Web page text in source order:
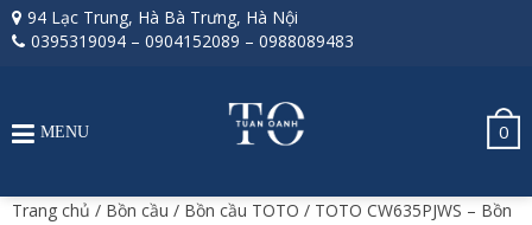
94 Lạc Trung, Hà Bà Trưng, Hà Nội
0395319094 – 0904152089 – 0988089483
0
MENU
Trang chủ / Bồn cầu / Bồn cầu TOTO / TOTO CW635PJWS – Bồn